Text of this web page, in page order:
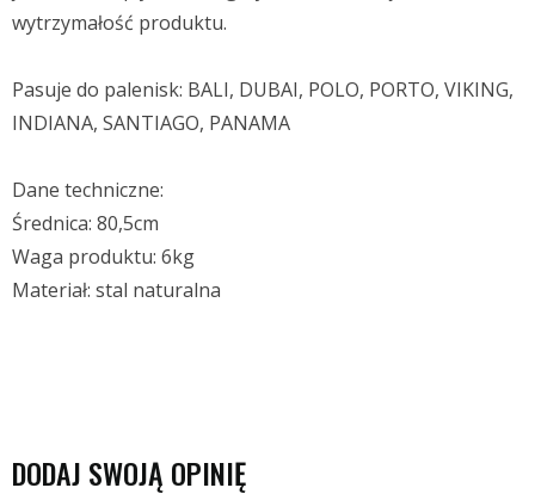
wytrzymałość produktu.
Pasuje do palenisk: BALI, DUBAI, POLO, PORTO, VIKING,
INDIANA, SANTIAGO, PANAMA
Dane techniczne:
Średnica: 80,5cm
Waga produktu: 6kg
Materiał: stal naturalna
DODAJ SWOJĄ OPINIĘ